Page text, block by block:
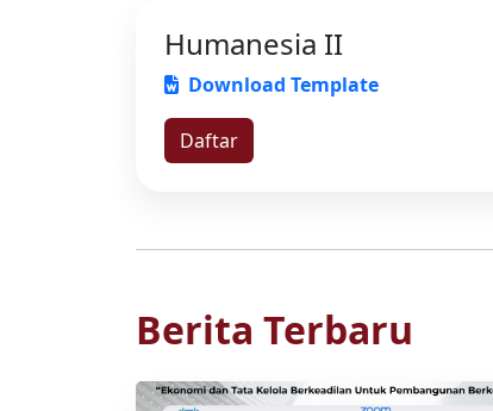
Humanesia II
Download Template
Daftar
Berita Terbaru